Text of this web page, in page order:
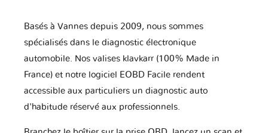
Basés à Vannes depuis 2009, nous sommes
spécialisés dans le diagnostic électronique
automobile. Nos valises klavkarr (100% Made in
France) et notre logiciel EOBD Facile rendent
accessible aux particuliers un diagnostic auto
d'habitude réservé aux professionnels.